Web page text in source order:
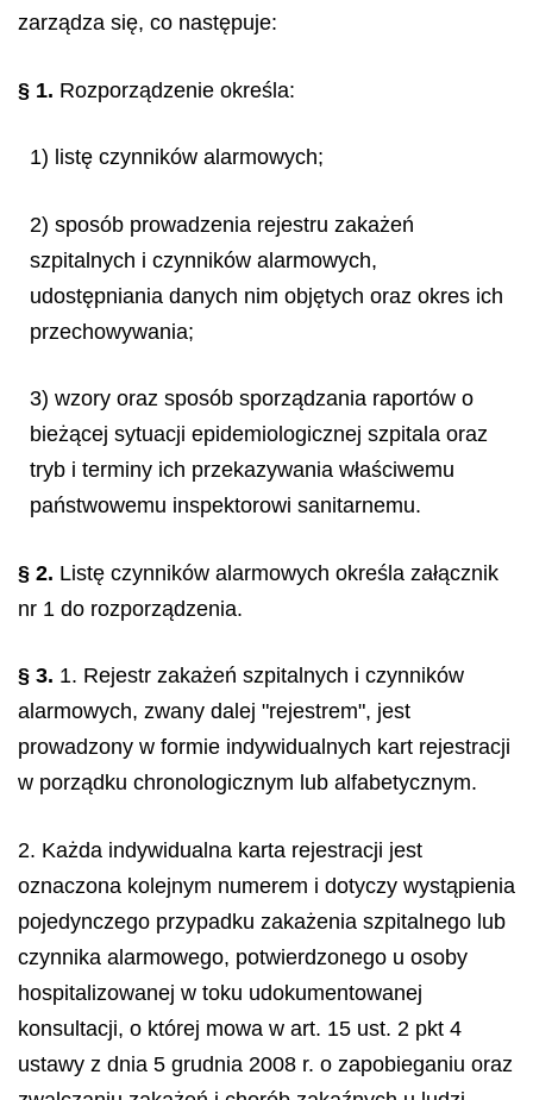
zarządza się, co następuje:
§ 1. Rozporządzenie określa:
1) listę czynników alarmowych;
2) sposób prowadzenia rejestru zakażeń
szpitalnych i czynników alarmowych,
udostępniania danych nim objętych oraz okres ich
przechowywania;
3) wzory oraz sposób sporządzania raportów o
bieżącej sytuacji epidemiologicznej szpitala oraz
tryb i terminy ich przekazywania właściwemu
państwowemu inspektorowi sanitarnemu.
§ 2. Listę czynników alarmowych określa załącznik
nr 1 do rozporządzenia.
§ 3. 1. Rejestr zakażeń szpitalnych i czynników
alarmowych, zwany dalej "rejestrem", jest
prowadzony w formie indywidualnych kart rejestracji
w porządku chronologicznym lub alfabetycznym.
2. Każda indywidualna karta rejestracji jest
oznaczona kolejnym numerem i dotyczy wystąpienia
pojedynczego przypadku zakażenia szpitalnego lub
czynnika alarmowego, potwierdzonego u osoby
hospitalizowanej w toku udokumentowanej
konsultacji, o której mowa w art. 15 ust. 2 pkt 4
ustawy z dnia 5 grudnia 2008 r. o zapobieganiu oraz